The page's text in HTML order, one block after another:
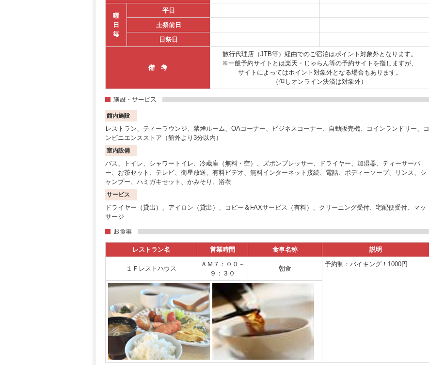
曜
日
毎
平日
土祭前日
日祭日
備 考
旅行代理店（JTB等）経由でのご宿泊はポイント対象外となります。
※一般予約サイトとは楽天・じゃらん等の予約サイトを指しますが、
サイトによってはポイント対象外となる場合もあります。
（但しオンライン決済は対象外）
館内施設
レストラン、ティーラウンジ、禁煙ルーム、OAコーナー、ビジネスコーナー、自動販売機、コインランドリー、コ
ンビニエンスストア（館外より3分以内）
室内設備
バス、トイレ、シャワートイレ、冷蔵庫（無料・空）、ズボンプレッサー、ドライヤー、加湿器、ティーサーバ
ー、お茶セット、テレビ、衛星放送、有料ビデオ、無料インターネット接続、電話、ボディーソープ、リンス、シ
ャンプー、ハミガキセット、かみそり、浴衣
サービス
ドライヤー（貸出）、アイロン（貸出）、コピー＆FAXサービス（有料）、クリーニング受付、宅配便受付、マッ
サージ
レストラン名 営業時間 食事名称 説明
１Ｆレストハウス
ＡＭ７：００～
９：３０
朝食
予約制：バイキング！1000円